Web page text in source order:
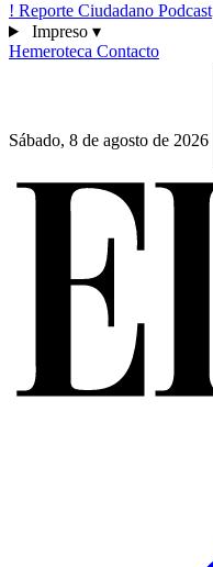
! Reporte Ciudadano Podcast
Impreso ▾
Hemeroteca Contacto
Sábado, 8 de agosto de 2026